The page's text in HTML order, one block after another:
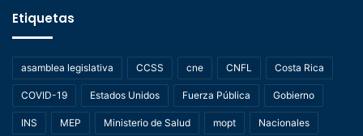
Etiquetas
asamblea legislativa CCSS cne CNFL Costa Rica
COVID-19 Estados Unidos Fuerza Pública Gobierno
INS MEP Ministerio de Salud mopt Nacionales